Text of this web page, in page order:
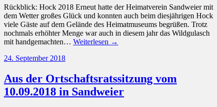
Rückblick: Hock 2018 Erneut hatte der Heimatverein Sandweier mit
dem Wetter großes Glück und konnten auch beim diesjährigen Hock
viele Gäste auf dem Gelände des Heimatmuseums begrüßen. Trotz
nochmals erhöhter Menge war auch in diesem jahr das Wildgulasch
mit handgemachten… Weiterlesen →
24. September 2018
Aus der Ortschaftsratssitzung vom
10.09.2018 in Sandweier